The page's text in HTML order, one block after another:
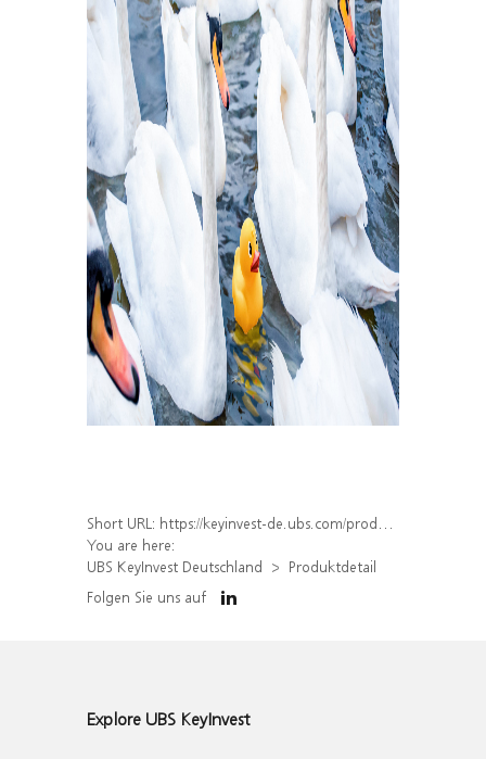
Short URL: https://keyinvest-de.ubs.com/produkt/detail/index/isin/DE000WA5LBY5
You are here:
UBS KeyInvest Deutschland
Produktdetail
Folgen Sie uns auf
Explore UBS KeyInvest